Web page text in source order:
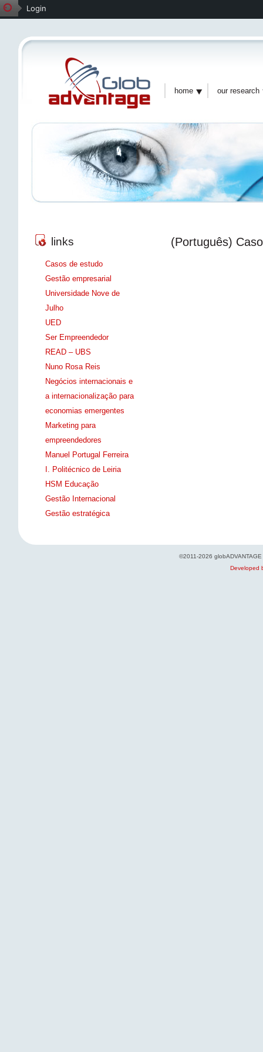
home our research
(Português)
links
Casos de estudo
Gestão empresarial
Universidade Nove de
Julho
UED
Ser Empreendedor
READ – UBS
Nuno Rosa Reis
Negócios internacionais e
a internacionalização para
economias emergentes
Marketing para
empreendedores
Manuel Portugal Ferreira
I. Politécnico de Leiria
HSM Educação
Gestão Internacional
Gestão estratégica
©2011-2026
Developed
Login